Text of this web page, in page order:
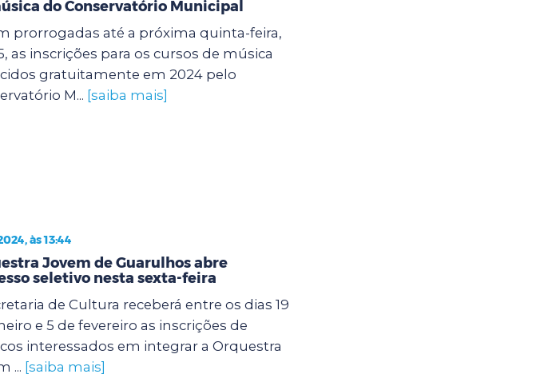
do Conservatório Municipal
prorrogadas até a próxima quinta-feira,
as inscrições para os cursos de música
gratuitamente em 2024 pelo
M... [saiba mais]
às 13:44
Jovem de Guarulhos abre
seletivo nesta sexta-feira
de Cultura receberá entre os dias 19
e 5 de fevereiro as inscrições de
interessados em integrar a Orquestra
... [saiba mais]